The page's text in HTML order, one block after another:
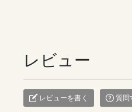
レビュー
レビューを書く 質問